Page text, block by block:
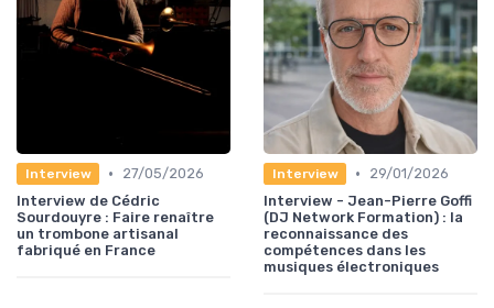
Interview •
27/05/2026
Interview de Cédric
Sourdouyre : Faire renaître
un trombone artisanal
fabriqué en France
Interview •
29/01/2026
Interview - Jean-Pierre Goffi
(DJ Network Formation) : la
reconnaissance des
compétences dans les
musiques électroniques